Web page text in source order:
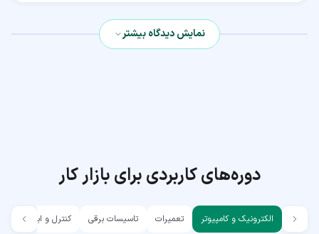
نمایش دیدگاه بیشتر
دوره‌های کاربردی برای بازار کار
الکترونیک و کامپیوتر تعمیرات تاسیسات برقی کنترل و ابزار دقیق